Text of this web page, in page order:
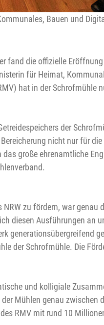
Bauen und
fand die offizielle
für Heimat,
hat in der Schrofmühle
der
nicht nur für
große ehrenamtliche
zu fördern, war genau
diesen Ausführungen an
generationsübergreifend
der Schrofmühle. Die
und kolligiale
Mühlen genau zwischen
RMV mit rund 10